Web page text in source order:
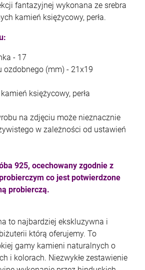
DO KOSZYKA
fantazyjnej wykonana ze srebra
kamień księżycowy, perła.
- 17
ozdobnego (mm) - 21x19
księżycowy, perła
na zdjęciu może nieznacznie
w zależności od ustawień
925, ocechowany zgodnie z
co jest potwierdzone
probierczą.
to najbardziej ekskluzywna i
którą oferujemy. To
gamy kamieni naturalnych o
i kolorach. Niezwykłe zestawienie